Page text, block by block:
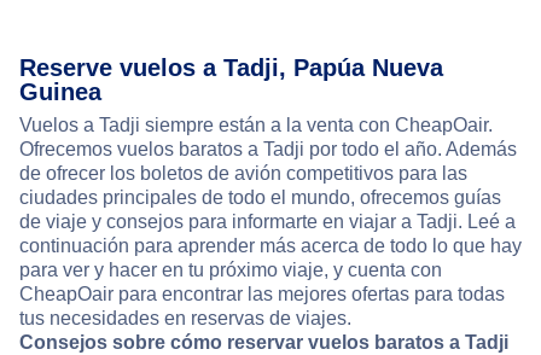
Reserve vuelos a Tadji, Papúa Nueva
Guinea
Vuelos a Tadji siempre están a la venta con CheapOair.
Ofrecemos vuelos baratos a Tadji por todo el año. Además
de ofrecer los boletos de avión competitivos para las
ciudades principales de todo el mundo, ofrecemos guías
de viaje y consejos para informarte en viajar a Tadji. Leé a
continuación para aprender más acerca de todo lo que hay
para ver y hacer en tu próximo viaje, y cuenta con
CheapOair para encontrar las mejores ofertas para todas
tus necesidades en reservas de viajes.
Consejos sobre cómo reservar vuelos baratos a Tadji